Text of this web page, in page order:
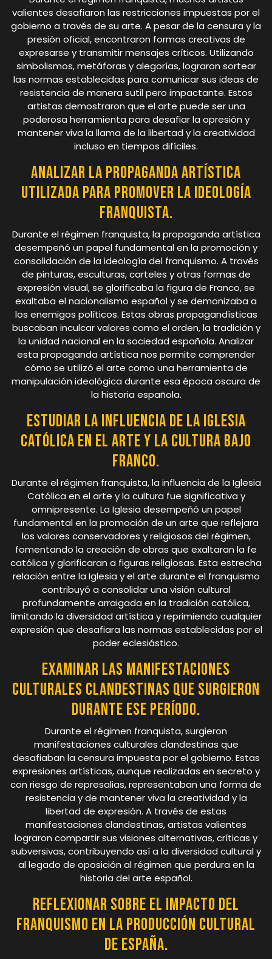
valientes desafiaron las restricciones impuestas por el
gobierno a través de su arte. A pesar de la censura y la
presión oficial, encontraron formas creativas de
expresarse y transmitir mensajes críticos. Utilizando
simbolismos, metáforas y alegorías, lograron sortear
las normas establecidas para comunicar sus ideas de
resistencia de manera sutil pero impactante. Estos
artistas demostraron que el arte puede ser una
poderosa herramienta para desafiar la opresión y
mantener viva la llama de la libertad y la creatividad
incluso en tiempos difíciles.
Analizar la propaganda artística
utilizada para promover la ideología
franquista.
Durante el régimen franquista, la propaganda artística
desempeñó un papel fundamental en la promoción y
consolidación de la ideología del franquismo. A través
de pinturas, esculturas, carteles y otras formas de
expresión visual, se glorificaba la figura de Franco, se
exaltaba el nacionalismo español y se demonizaba a
los enemigos políticos. Estas obras propagandísticas
buscaban inculcar valores como el orden, la tradición y
la unidad nacional en la sociedad española. Analizar
esta propaganda artística nos permite comprender
cómo se utilizó el arte como una herramienta de
manipulación ideológica durante esa época oscura de
la historia española.
Estudiar la influencia de la Iglesia
Católica en el arte y la cultura bajo
Franco.
Durante el régimen franquista, la influencia de la Iglesia
Católica en el arte y la cultura fue significativa y
omnipresente. La Iglesia desempeñó un papel
fundamental en la promoción de un arte que reflejara
los valores conservadores y religiosos del régimen,
fomentando la creación de obras que exaltaran la fe
católica y glorificaran a figuras religiosas. Esta estrecha
relación entre la Iglesia y el arte durante el franquismo
contribuyó a consolidar una visión cultural
profundamente arraigada en la tradición católica,
limitando la diversidad artística y reprimiendo cualquier
expresión que desafiara las normas establecidas por el
poder eclesiástico.
Examinar las manifestaciones
culturales clandestinas que surgieron
durante ese período.
Durante el régimen franquista, surgieron
manifestaciones culturales clandestinas que
desafiaban la censura impuesta por el gobierno. Estas
expresiones artísticas, aunque realizadas en secreto y
con riesgo de represalias, representaban una forma de
resistencia y de mantener viva la creatividad y la
libertad de expresión. A través de estas
manifestaciones clandestinas, artistas valientes
lograron compartir sus visiones alternativas, críticas y
subversivas, contribuyendo así a la diversidad cultural y
al legado de oposición al régimen que perdura en la
historia del arte español.
Reflexionar sobre el impacto del
franquismo en la producción cultural
de España.